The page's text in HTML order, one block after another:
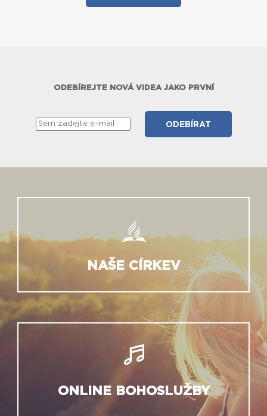
ODEBÍREJTE NOVÁ VIDEA JAKO PRVNÍ
NAŠE CÍRKEV
ONLINE BOHOSLUŽBY